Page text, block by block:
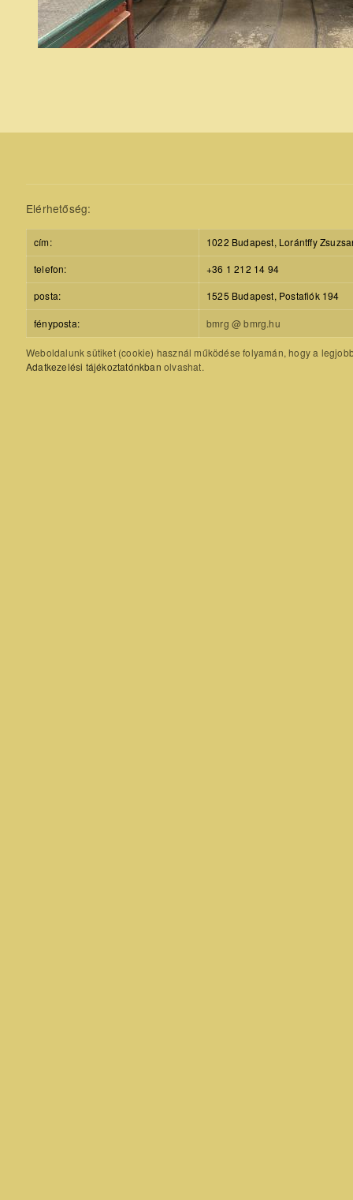
Elérhetőség:
cím:
1022 Budapest, Lorántffy
telefon:
+36 1 212 14 94
posta:
1525 Budapest, Postafiók 194
fényposta: bmrg @ bmrg.hu
Weboldalunk sütiket (cookie) használ működése folyamán, hogy a
Adatkezelési tájékoztatónkban olvashat.